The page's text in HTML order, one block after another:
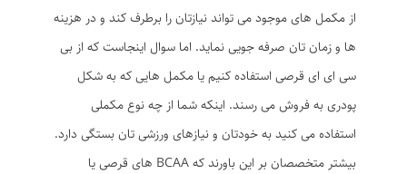
از مکمل های موجود می تواند نیازتان را برطرف کند و در هزینه
ها و زمان تان صرفه جویی نماید. اما سوال اینجاست که از بی
سی ای ای قرصی استفاده کنیم یا مکمل هایی که به شکل
پودری به فروش می رسند. اینکه شما از چه نوع مکملی
استفاده می کنید به خودتان و نیازهای ورزشی تان بستگی دارد.
بیشتر متخصصان بر این باورند که BCAA های قرصی یا